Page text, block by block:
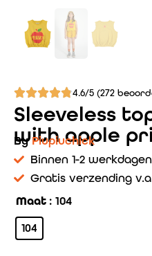
4.6/5 (272
Sleeveless
with apple
ByPiupiuchick
Binnen 1-2
Gratis verzending v.a.
Maat : 104
104